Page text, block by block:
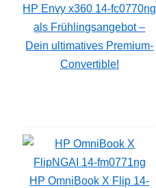
HP Envy x360 14-fc0770ng
als Frühlingsangebot –
Dein ultimatives Premium-
Convertible!
HP OmniBook X Flip 14-